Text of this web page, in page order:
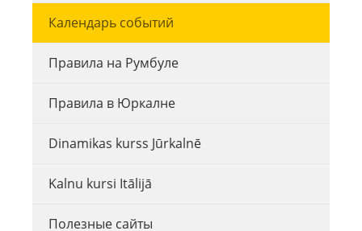
Календарь событий
Правила на Румбуле
Правила в Юркалне
Dinamikas kurss Jūrkalnē
Kalnu kursi Itālijā
Полезные сайты